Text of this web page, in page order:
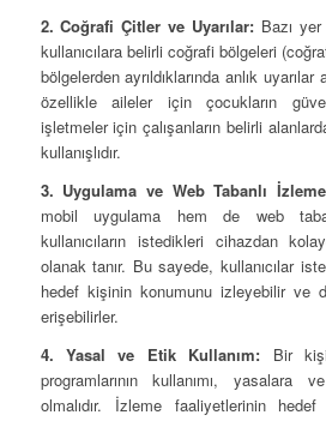
2. Coğrafi Çitler ve Uyarılar: Bazı
kullanıcılara belirli coğrafi bölgeleri
bölgelerden ayrıldıklarında anlık
özellikle aileler için çocukların
işletmeler için çalışanların belirli
kullanışlıdır.
3. Uygulama ve Web Tabanlı
mobil uygulama hem de web
kullanıcıların istedikleri cihazdan
olanak tanır. Bu sayede, kullanıcılar
hedef kişinin konumunu izleyebilir ve
erişebilirler.
4. Yasal ve Etik Kullanım: Bir
programlarının kullanımı,
olmalıdır. İzleme faaliyetlerinin